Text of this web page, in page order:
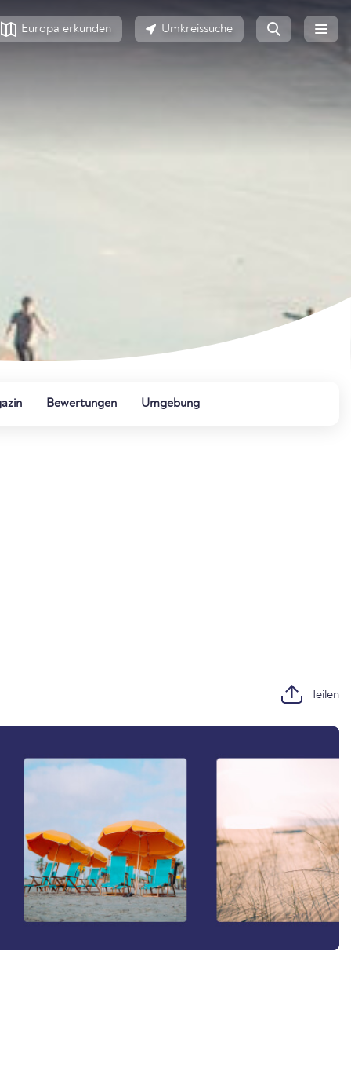
Europa erkunden Umkreissuche
Bewertungen Umgebung
Teilen